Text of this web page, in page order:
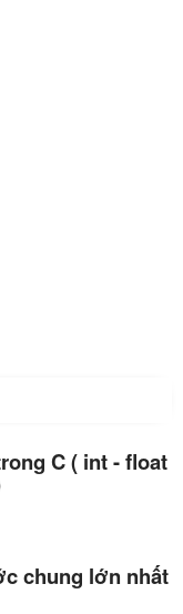
C ( int - float
chung lớn nhất